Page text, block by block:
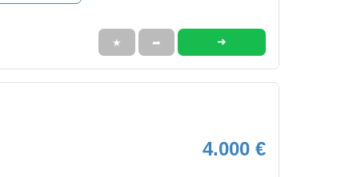
★ ➦ ➜
4.000 €